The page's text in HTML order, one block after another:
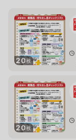
20枚
20枚